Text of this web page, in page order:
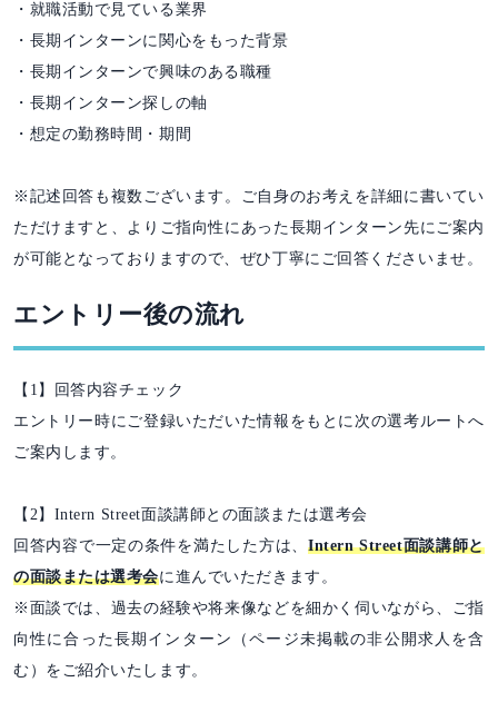
・就職活動で見ている業界
・長期インターンに関心をもった背景
・長期インターンで興味のある職種
・長期インターン探しの軸
・想定の勤務時間・期間
※記述回答も複数ございます。ご自身のお考えを詳細に書いてい
ただけますと、よりご指向性にあった長期インターン先にご案内
が可能となっておりますので、ぜひ丁寧にご回答くださいませ。
エントリー後の流れ
【1】回答内容チェック
エントリー時にご登録いただいた情報をもとに次の選考ルートへ
ご案内します。
【2】Intern Street面談講師との面談または選考会
回答内容で一定の条件を満たした方は、 Intern Street面談講師と
の面談または選考会に進んでいただきます。
※面談では、過去の経験や将来像などを細かく伺いながら、ご指
向性に合った長期インターン（ページ未掲載の非公開求人を含
む）をご紹介いたします。